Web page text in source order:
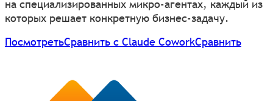
на специализированных микро-агентах, каждый из
которых решает конкретную бизнес-задачу.
ПосмотретьСравнить с Claude CoworkСравнить